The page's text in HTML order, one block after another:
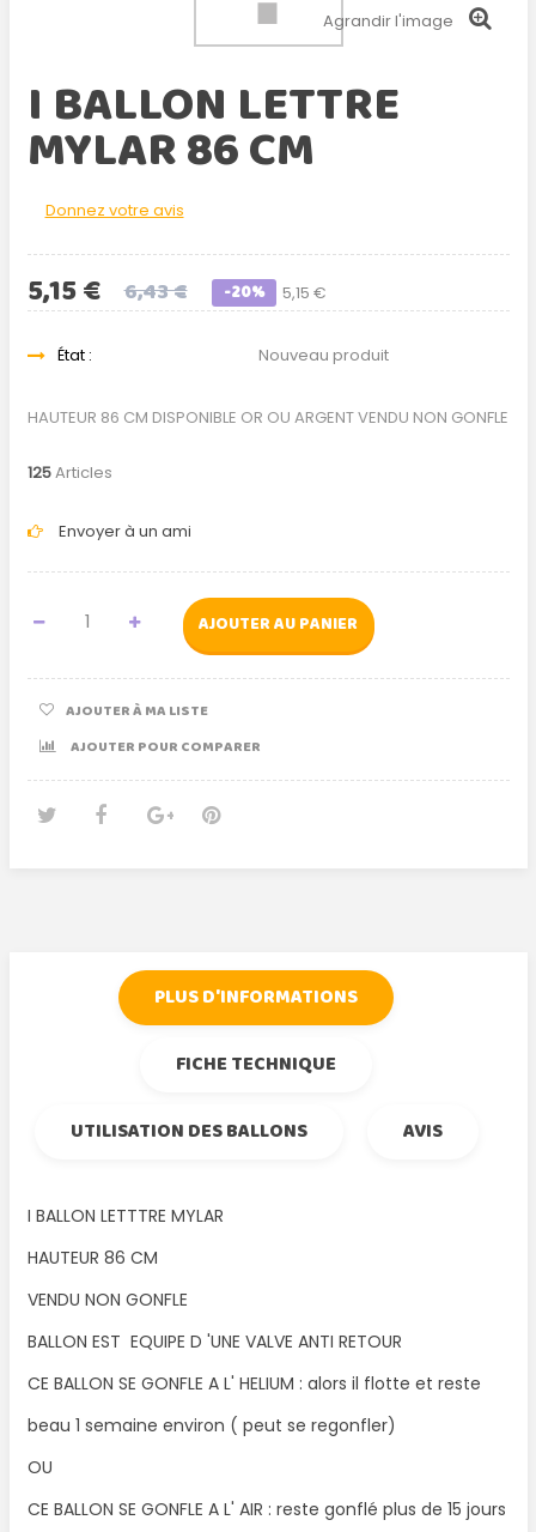
Agrandir l'image
I BALLON LETTRE
MYLAR 86 CM
Donnez votre avis
5,15 €
5,15 € 6,43 € -20%
État : Nouveau produit
HAUTEUR 86 CM DISPONIBLE OR OU ARGENT VENDU NON GONFLE
125Articles
Envoyer à un ami
AJOUTER AU PANIER
AJOUTER À MA LISTE
AJOUTER POUR COMPARER
PLUS D'INFORMATIONS
FICHE TECHNIQUE
UTILISATION DES BALLONS
AVIS
I BALLON LETTTRE MYLAR
HAUTEUR 86 CM
VENDU NON GONFLE
BALLON EST EQUIPE D 'UNE VALVE ANTI RETOUR
CE BALLON SE GONFLE A L' HELIUM : alors il flotte et reste
beau 1 semaine environ ( peut se regonfler)
OU
CE BALLON SE GONFLE A L' AIR : reste gonflé plus de 15 jours